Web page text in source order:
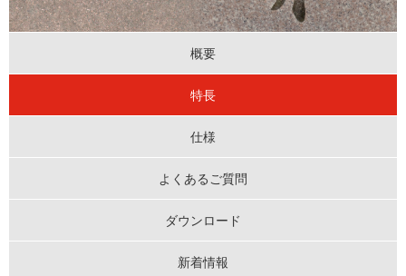
概要
特長
仕様
よくあるご質問
ダウンロード
新着情報